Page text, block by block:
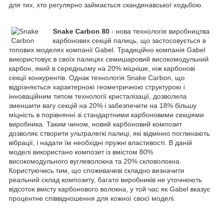
для тих, хто регулярно займається скандинавської ходьбою.
Snake Carbon 80 - нова технологія виробництва
карбонових секцій палиць, що застосовується в
топових моделях компанії Gabel. Традиційно компанія Gabel
використовує в своїх палицях семишаровий високомодульний
карбон, який в середньому на 20% міцніше, ніж карбонові
секції конкурентів. Однак технологія Snake Carbon, що
відрізняється характерною геометричною структурою і
інноваційним типом технології кристалізації, дозволила
зменшити вагу секцій на 20% і забезпечити на 18% більшу
міцність в порівнянні зі стандартними карбоновими секціями
виробника. Таким чином, новий карбоновий композит
дозволяє створити ультралегкі палиці, які відмінно поглинають
вібрації, і надати їм необхідні пружні властивості. В даній
моделі використано композит із вмістом 80%
високомодульного вуглеволокна та 20% скловолокна.
Користуючись тим, що споживачеві складно визначити
реальний склад композиту, багато виробників не уточнюють
відсоток вмісту карбонового волокна, у той час як Gabel вказує
процентне співвідношення для кожної своєї моделі.